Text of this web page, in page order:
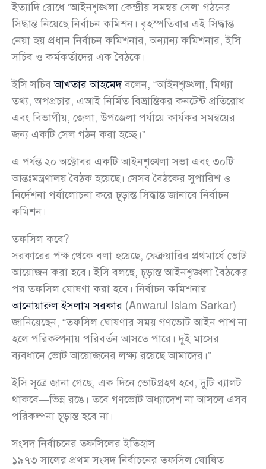
ইত্যাদি রোধে ‘আইনশৃঙ্খলা কেন্দ্রীয় সমন্বয় সেল’ গঠনের
সিদ্ধান্ত নিয়েছে নির্বাচন কমিশন। বৃহস্পতিবার এই সিদ্ধান্ত
নেয়া হয় প্রধান নির্বাচন কমিশনার, অন্যান্য কমিশনার, ইসি
সচিব ও কর্মকর্তাদের এক বৈঠকে।
ইসি সচিবআখতার আহমেদবলেন, “আইনশৃঙ্খলা, মিথ্যা
তথ্য, অপপ্রচার, এআই নির্মিত বিভ্রান্তিকর কনটেন্ট প্রতিরোধ
এবং বিভাগীয়, জেলা, উপজেলা পর্যায়ে কার্যকর সমন্বয়ের
জন্য একটি সেল গঠন করা হচ্ছে।”
এ পর্যন্ত ২০ অক্টোবর একটি আইনশৃঙ্খলা সভা এবং ৩০টি
আন্তঃমন্ত্রণালয় বৈঠক হয়েছে। সেসব বৈঠকের সুপারিশ ও
নির্দেশনা পর্যালোচনা করে চূড়ান্ত সিদ্ধান্ত জানাবে নির্বাচন
কমিশন।
তফসিল কবে?
সরকারের পক্ষ থেকে বলা হয়েছে, ফেব্রুয়ারির প্রথমার্ধে ভোট
আয়োজন করা হবে। ইসি বলছে, চূড়ান্ত আইনশৃঙ্খলা বৈঠকের
পর তফসিল ঘোষণা করা হবে। নির্বাচন কমিশনার
আনোয়ারুল ইসলাম সরকার (Anwarul Islam Sarkar)
জানিয়েছেন, “তফসিল ঘোষণার সময় গণভোট আইন পাশ না
হলে পরিকল্পনায় পরিবর্তন আসতে পারে। দুই মাসের
ব্যবধানে ভোট আয়োজনের লক্ষ্য রয়েছে আমাদের।”
ইসি সূত্রে জানা গেছে, এক দিনে ভোটগ্রহণ হবে, দুটি ব্যালট
থাকবে—ভিন্ন রঙে। তবে গণভোট অধ্যাদেশ না আসলে এসব
পরিকল্পনা চূড়ান্ত হবে না।
সংসদ নির্বাচনের তফসিলের ইতিহাস
১৯৭৩ সালের প্রথম সংসদ নির্বাচনের তফসিল ঘোষিত